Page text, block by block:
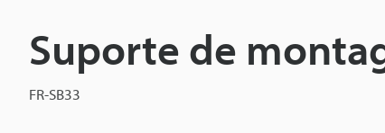
Suporte de
FR-SB33